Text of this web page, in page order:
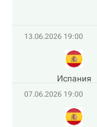
13.06.2026 19:00
Испания
07.06.2026 19:00